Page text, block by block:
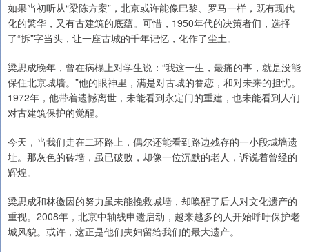
如果当初听从“梁陈方案”，北京或许能像巴黎、罗马一样，既有现代
化的繁华，又有古建筑的底蕴。可惜，1950年代的决策者们，选择
了“拆”字当头，让一座古城的千年记忆，化作了尘土。
梁思成晚年，曾在病榻上对学生说：“我这一生，最痛的事，就是没能
保住北京城墙。”他的眼神里，满是对古城的眷恋，和对未来的担忧。
1972年，他带着遗憾离世，未能看到永定门的重建，也未能看到人们
对古建筑保护的觉醒。
今天，当我们走在二环路上，偶尔还能看到路边残存的一小段城墙遗
址。那灰色的砖墙，虽已破败，却像一位沉默的老人，诉说着曾经的
辉煌。
梁思成和林徽因的努力虽未能挽救城墙，却唤醒了后人对文化遗产的
重视。2008年，北京中轴线申遗启动，越来越多的人开始呼吁保护老
城风貌。或许，这正是他们夫妇留给我们的最大遗产。